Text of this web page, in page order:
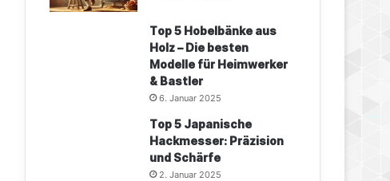
Top 5 Hobelbänke aus
Holz – Die besten
Modelle für Heimwerker
& Bastler
6. Januar 2025
Top 5 Japanische
Hackmesser: Präzision
und Schärfe
2. Januar 2025